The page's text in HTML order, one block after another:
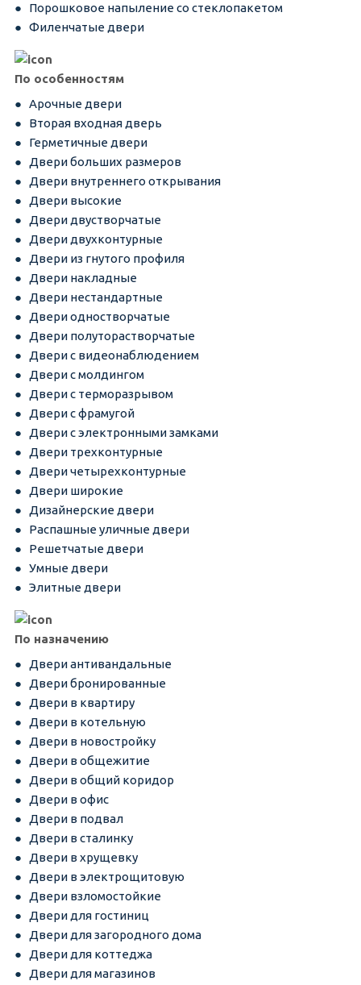
Порошковое напыление со стеклопакетом
Филенчатые двери
По особенностям
Арочные двери
Вторая входная дверь
Герметичные двери
Двери больших размеров
Двери внутреннего открывания
Двери высокие
Двери двустворчатые
Двери двухконтурные
Двери из гнутого профиля
Двери накладные
Двери нестандартные
Двери одностворчатые
Двери полуторастворчатые
Двери с видеонаблюдением
Двери с молдингом
Двери с терморазрывом
Двери с фрамугой
Двери с электронными замками
Двери трехконтурные
Двери четырехконтурные
Двери широкие
Дизайнерские двери
Распашные уличные двери
Решетчатые двери
Умные двери
Элитные двери
По назначению
Двери антивандальные
Двери бронированные
Двери в квартиру
Двери в котельную
Двери в новостройку
Двери в общежитие
Двери в общий коридор
Двери в офис
Двери в подвал
Двери в сталинку
Двери в хрущевку
Двери в электрощитовую
Двери взломостойкие
Двери для гостиниц
Двери для загородного дома
Двери для коттеджа
Двери для магазинов